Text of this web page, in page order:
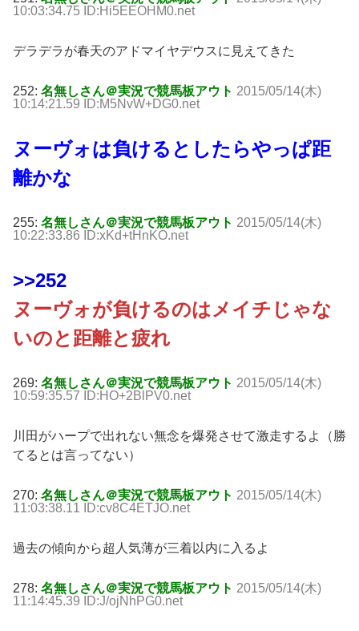
10:03:34.75 ID:Hi5EEOHM0.net
デラデラが春天のアドマイヤデウスに見えてきた
252: 名無しさん＠実況で競馬板アウト 2015/05/14(木)
10:14:21.59 ID:M5NvW+DG0.net
ヌーヴォは負けるとしたらやっぱ距
離かな
255: 名無しさん＠実況で競馬板アウト 2015/05/14(木)
10:22:33.86 ID:xKd+tHnKO.net
>>252
ヌーヴォが負けるのはメイチじゃな
いのと距離と疲れ
269: 名無しさん＠実況で競馬板アウト 2015/05/14(木)
10:59:35.57 ID:HO+2BlPV0.net
川田がハープで出れない無念を爆発させて激走するよ（勝
てるとは言ってない）
270: 名無しさん＠実況で競馬板アウト 2015/05/14(木)
11:03:38.11 ID:cv8C4ETJO.net
過去の傾向から超人気薄が三着以内に入るよ
278: 名無しさん＠実況で競馬板アウト 2015/05/14(木)
11:14:45.39 ID:J/ojNhPG0.net